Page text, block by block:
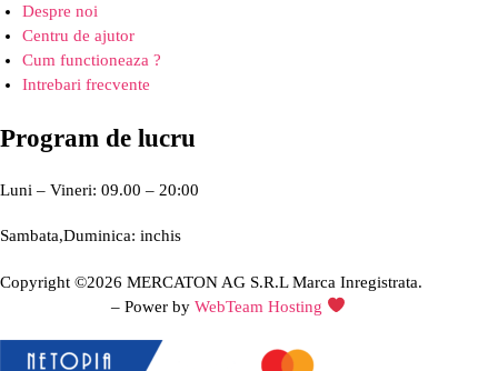
Despre noi
Centru de ajutor
Cum functioneaza ?
Intrebari frecvente
Program de lucru
Luni – Vineri: 09.00 – 20:00
Sambata,Duminica: inchis
Copyright ©2026 MERCATON AG S.R.L Marca Inregistrata.
– Power by WebTeam Hosting